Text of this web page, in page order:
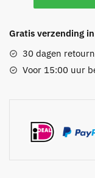
Zilveren
Armband
aantal
Gratis verzending
30 dagen
Voor 15:00 uur